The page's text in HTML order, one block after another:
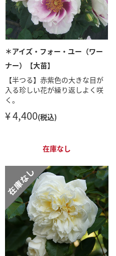
＊アイズ・フォー・ユー（ワー
ナー）【大苗】
【半つる】赤紫色の大きな目が
入る珍しい花が繰り返しよく咲
く。
¥ 4,400(税込)
在庫なし